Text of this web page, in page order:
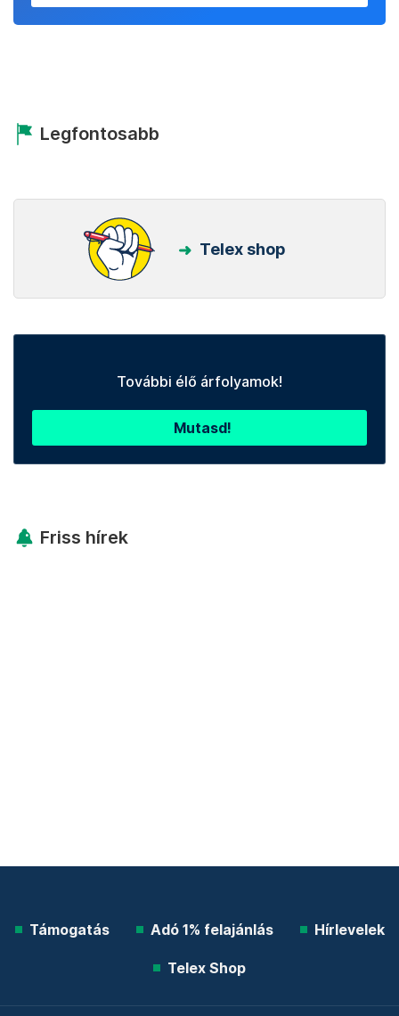
Legfontosabb
Telex shop
További élő árfolyamok!
Mutasd!
Friss hírek
Támogatás Adó 1% felajánlás Hírlevelek
Telex Shop